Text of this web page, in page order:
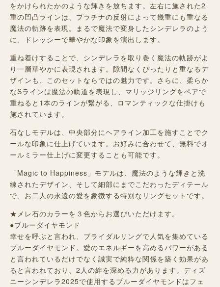
をかけられたかのような輝きを放ちます。左右に施された2
重の凹凸ラインは、プラチナの反射によって幾重にも重なる
魔法の軌跡を表現。まるで魔法で変身したシンデレラのよう
に、ドレッシーで華やかな印象を演出します。
重ね着けすることで、シンデレラを取り巻く魔法の軌跡がよ
り一層華やかに表現されます。隙間なくぴったりと重なるデ
ザインも、このセットならではの魅力です。さらに、柔らか
なSラインは魔法の軌道を表現し、マリッジリングをペアで
重ねると1本のラインが繋がる、ロマンティックな仕掛けも
施されています。
石なしモデルは、中央部分にヘアライン加工を施すことでク
ールな印象に仕上げています。お好みに合わせて、無料でオ
ールミラー仕上げに変更することも可能です。
「Magic to Happiness」モデルは、魔法のような輝きと洗
練されたデザイン、そして細部にまでこだわったディテール
で、お二人の永遠の愛を象徴する特別なリングセットです。
★メレ石のカラーを３色からお選びいただけます。
●ブルーダイヤモンド
幸せを呼ぶと言われ、ブライダルリングで人気を集めている
ブルーダイヤモンド。愛のエネルギーを高めるパワーがある
と言われているだけでなく誠実で純粋な関係を築く効果があ
ると言われており、2人の絆を深める力があります。ディズ
ニーシンデレラ2025で使用するブルーダイヤモンドはフェ